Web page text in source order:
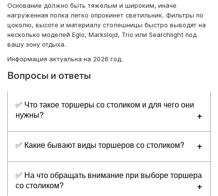
Основание должно быть тяжёлым и широким, иначе
нагруженная полка легко опрокинет светильник. Фильтры по
цоколю, высоте и материалу столешницы быстро выводят на
несколько моделей Eglo, Markslojd, Trio или Searchlight под
вашу зону отдыха.
Информация актуальна на 2026 год.
Вопросы и ответы
✅ Что такое торшеры со столиком и для чего они
нужны?
высотой обычно 130–160 см с интегрированной
или пульт, часто с зарядкой USB в средних и премиум-
моделях. Такой формат экономит место: не нужна
✅ Какие бывают виды торшеров со столиком?
классика с тканевым абажуром и деревянным либо
стеклянным столиком, дают мягкий рассеянный свет для
✅ На что обращать внимание при выборе торшера
со столиком?